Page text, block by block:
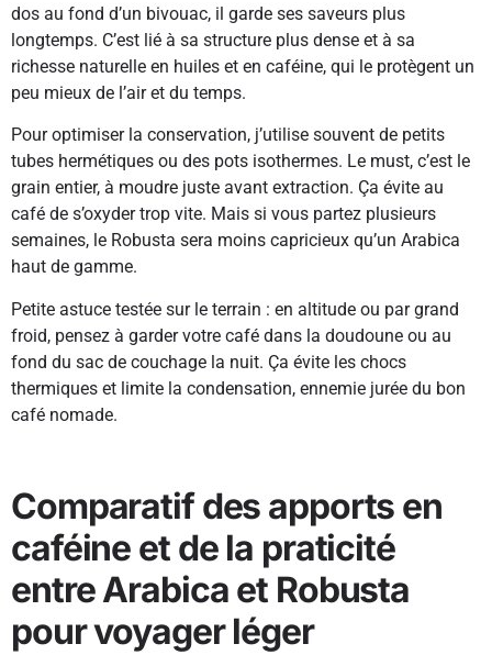
dos au fond d’un bivouac, il garde ses saveurs plus
longtemps. C’est lié à sa structure plus dense et à sa
richesse naturelle en huiles et en caféine, qui le protègent un
peu mieux de l’air et du temps.
Pour optimiser la conservation, j’utilise souvent de petits
tubes hermétiques ou des pots isothermes. Le must, c’est le
grain entier, à moudre juste avant extraction. Ça évite au
café de s’oxyder trop vite. Mais si vous partez plusieurs
semaines, le Robusta sera moins capricieux qu’un Arabica
haut de gamme.
Petite astuce testée sur le terrain : en altitude ou par grand
froid, pensez à garder votre café dans la doudoune ou au
fond du sac de couchage la nuit. Ça évite les chocs
thermiques et limite la condensation, ennemie jurée du bon
café nomade.
Comparatif des apports en
caféine et de la praticité
entre Arabica et Robusta
pour voyager léger